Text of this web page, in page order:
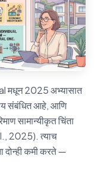
मधून 2025 अभ्यासात
संबंधित आहे, आणि
सामान्यीकृत चिंता
2025). त्याच
दोन्ही कमी करते —